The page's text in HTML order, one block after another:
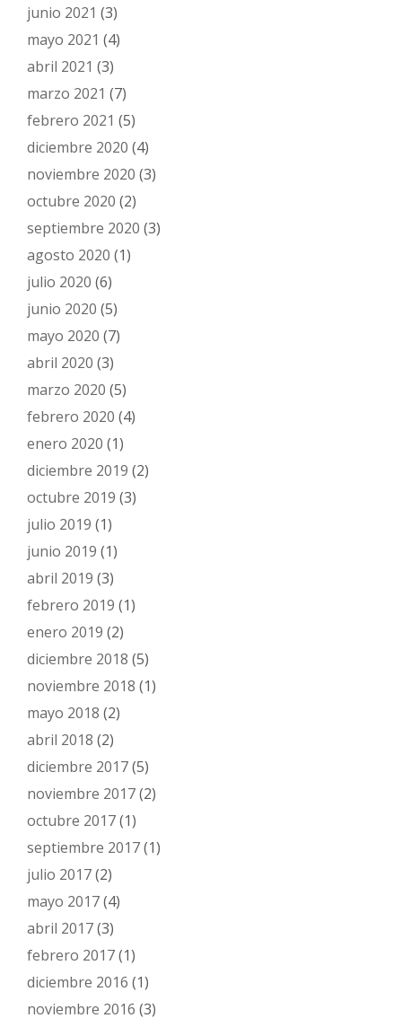
junio 2021 (3)
mayo 2021 (4)
abril 2021 (3)
marzo 2021 (7)
febrero 2021 (5)
diciembre 2020 (4)
noviembre 2020 (3)
octubre 2020 (2)
septiembre 2020 (3)
agosto 2020 (1)
julio 2020 (6)
junio 2020 (5)
mayo 2020 (7)
abril 2020 (3)
marzo 2020 (5)
febrero 2020 (4)
enero 2020 (1)
diciembre 2019 (2)
octubre 2019 (3)
julio 2019 (1)
junio 2019 (1)
abril 2019 (3)
febrero 2019 (1)
enero 2019 (2)
diciembre 2018 (5)
noviembre 2018 (1)
mayo 2018 (2)
abril 2018 (2)
diciembre 2017(5)
noviembre 2017(2)
octubre 2017(1)
septiembre 2017(1)
julio 2017(2)
mayo 2017(4)
abril 2017(3)
febrero 2017(1)
diciembre 2016 (1)
noviembre 2016 (3)